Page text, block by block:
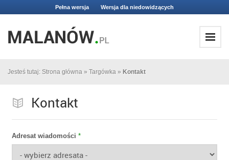
Pełna wersja Wersja dla niedowidzących
Jesteś tutaj: Strona główna » Targówka » Kontakt
Kontakt
Adresat wiadomości *